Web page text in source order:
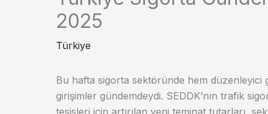
2025
Türkiye
Bu hafta sigorta sektöründe hem düzenleyici
girişimler gündemdeydi. SEDDK’nın trafik
tesisleri için artırılan yeni teminat tutarları,